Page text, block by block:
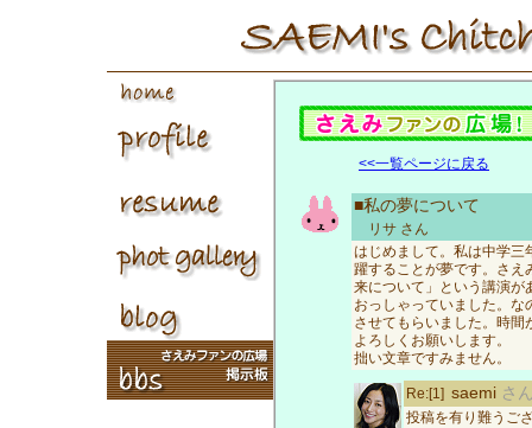
<<一覧ページに戻る
■私の夢について
リサ さん
はじめまして。私は中学三
躍することが夢です。さえ
来について」という講演が
おっしゃっていました。
させてもらいました。時
よろしくお願いします。
拙い文章ですみません。
Re:[1] saemi さ
投稿を有り難うご